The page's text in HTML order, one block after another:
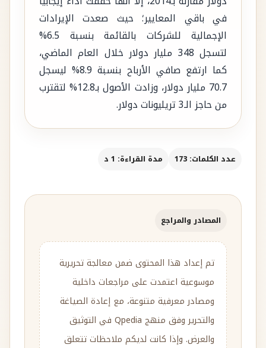
في باقي المعايير؛ حيث صعدت الإيرادات
الإجمالية للشركات بالقائمة بنسبة 6.5%
لتسجل 348 مليار دولار خلال العام الماضي،
كما ارتفع صافي الأرباح بنسبة 8.9% ليسجل
70.7 مليار دولار، وزادت الأصول بـ12.8% لتقترب
من حاجز الـ3 تريليونات دولار.
عدد الكلمات: 173 مدة القراءة: 1 د
المصادر والمراجع
تم إعداد هذا المحتوى ضمن معالجة تحريرية
موسوعية اعتمدت على مراجعات داخلية
ومصادر معرفية متنوعة، مع إعادة الصياغة
والتحرير وفق منهج Qpedia في التوثيق
والعرض. وإذا كانت لديكم ملاحظات تتعلق